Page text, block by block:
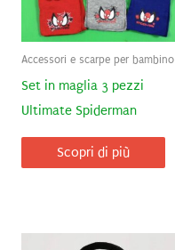
Accessori e scarpe per bambino
Set in maglia 3 pezzi
Ultimate Spiderman
Scopri di più